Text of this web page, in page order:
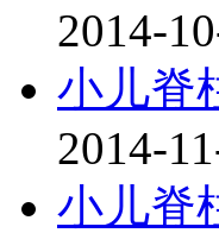
2014-
小儿脊
2014-
小儿脊